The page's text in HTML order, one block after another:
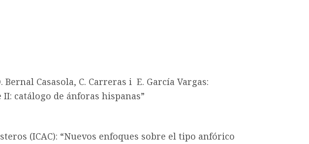
Bernal Casasola, C. Carreras i E. García Vargas:
II: catálogo de ánforas hispanas”
(ICAC): “Nuevos enfoques sobre el tipo anfórico